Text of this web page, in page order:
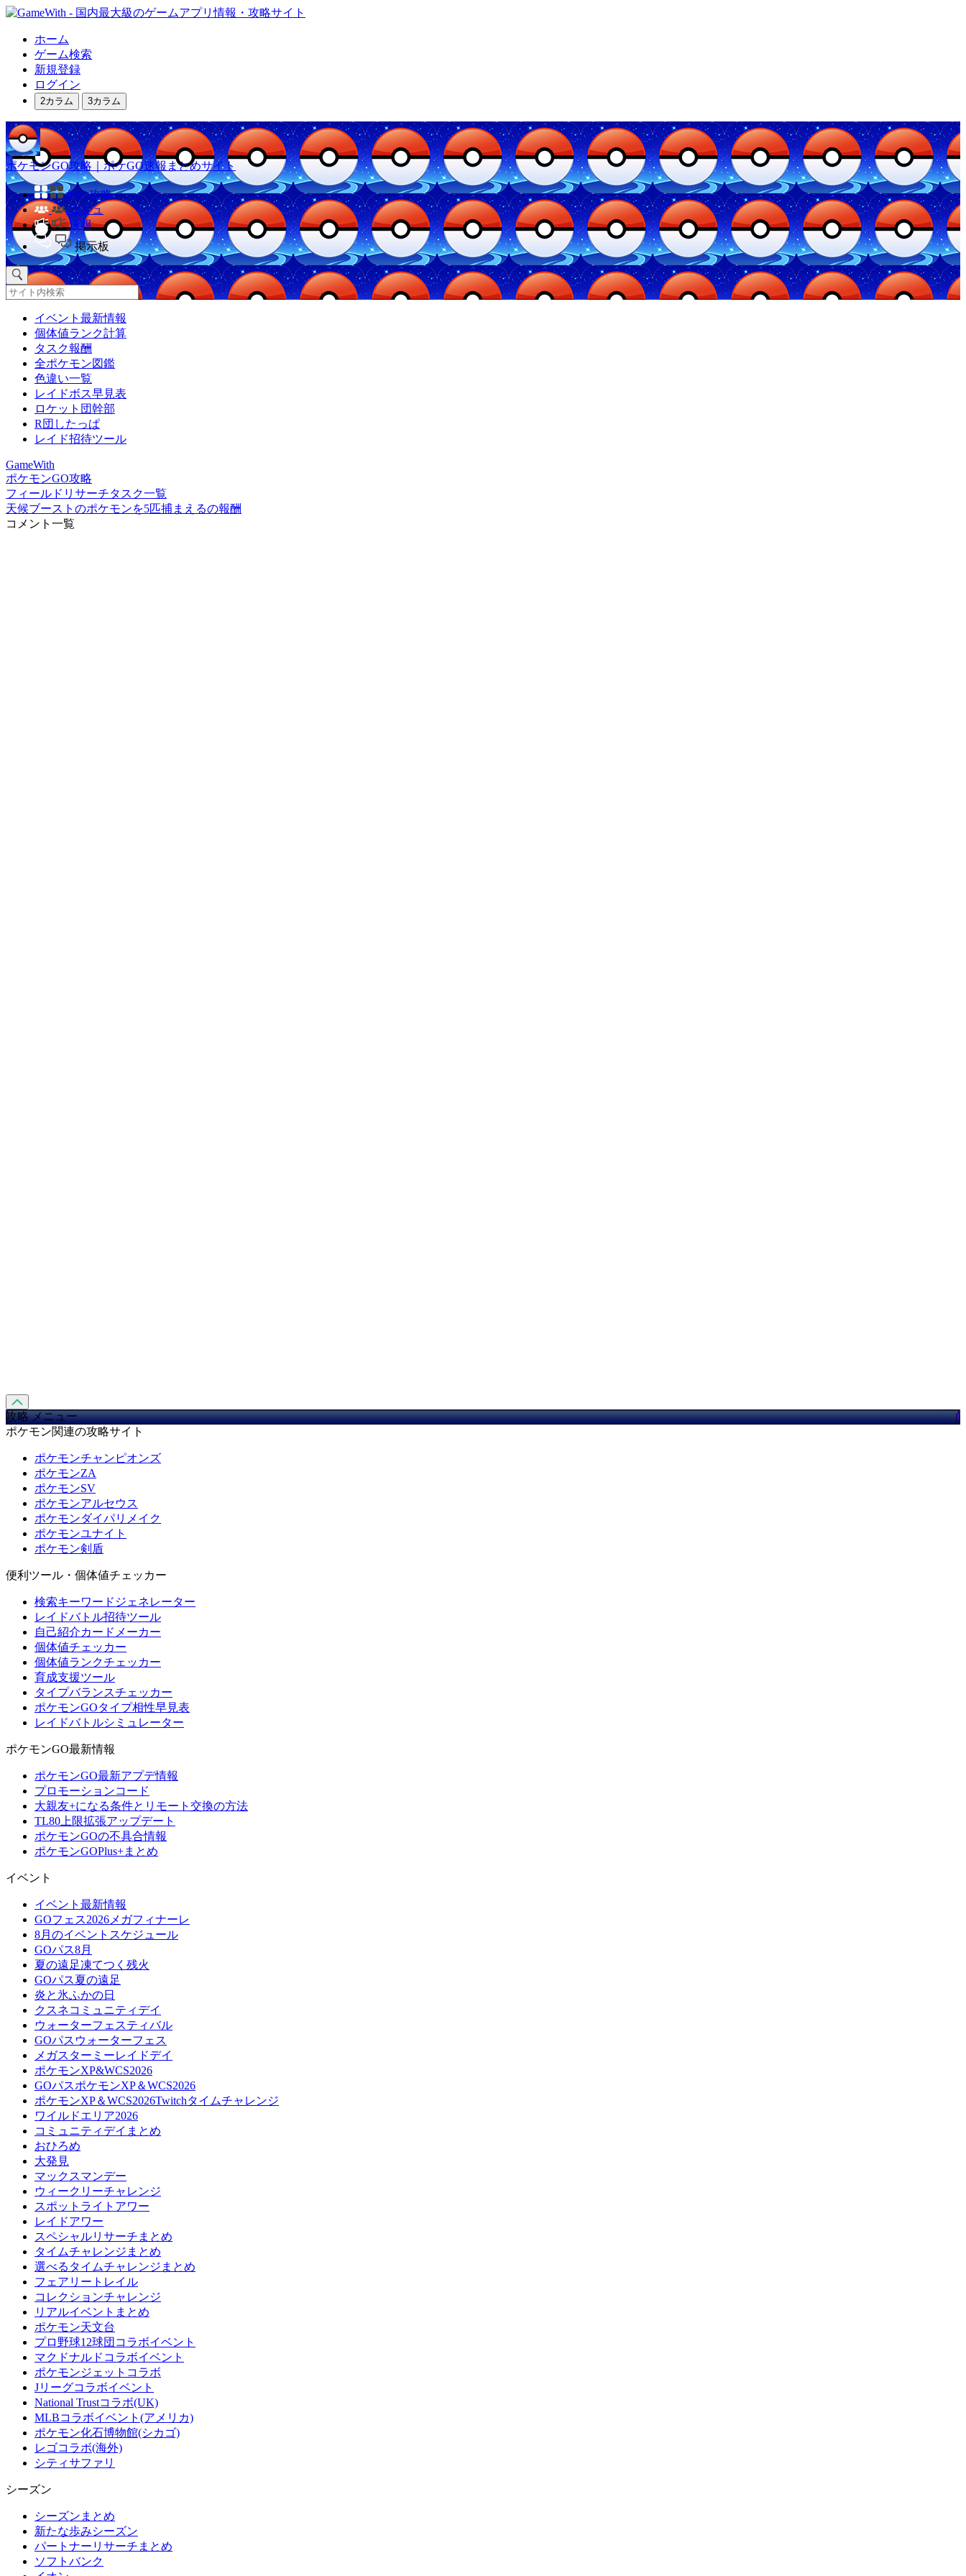
ホーム
ゲーム検索
新規登録
ログイン
2カラム 3カラム
ポケモンGO攻略｜ポケGO速報まとめサイト
他の攻略
コミュ
速報
掲示板
イベント最新情報
個体値ランク計算
タスク報酬
全ポケモン図鑑
色違い一覧
レイドボス早見表
ロケット団幹部
R団したっぱ
レイド招待ツール
GameWith
ポケモンGO攻略
フィールドリサーチタスク一覧
天候ブーストのポケモンを5匹捕まえるの報酬
コメント一覧
攻略 メニュー
ポケモン関連の攻略サイト
ポケモンチャンピオンズ
ポケモンZA
ポケモンSV
ポケモンアルセウス
ポケモンダイパリメイク
ポケモンユナイト
ポケモン剣盾
便利ツール・個体値チェッカー
検索キーワードジェネレーター
レイドバトル招待ツール
自己紹介カードメーカー
個体値チェッカー
個体値ランクチェッカー
育成支援ツール
タイプバランスチェッカー
ポケモンGOタイプ相性早見表
レイドバトルシミュレーター
ポケモンGO最新情報
ポケモンGO最新アプデ情報
プロモーションコード
大親友+になる条件とリモート交換の方法
TL80上限拡張アップデート
ポケモンGOの不具合情報
ポケモンGOPlus+まとめ
イベント
イベント最新情報
GOフェス2026メガフィナーレ
8月のイベントスケジュール
GOパス8月
夏の遠足凍てつく残火
GOパス夏の遠足
炎と氷ふかの日
クスネコミュニティデイ
ウォーターフェスティバル
GOパスウォーターフェス
メガスターミーレイドデイ
ポケモンXP&WCS2026
GOパスポケモンXP＆WCS2026
ポケモンXP＆WCS2026Twitchタイムチャレンジ
ワイルドエリア2026
コミュニティデイまとめ
おひろめ
大発見
マックスマンデー
ウィークリーチャレンジ
スポットライトアワー
レイドアワー
スペシャルリサーチまとめ
タイムチャレンジまとめ
選べるタイムチャレンジまとめ
フェアリートレイル
コレクションチャレンジ
リアルイベントまとめ
ポケモン天文台
プロ野球12球団コラボイベント
マクドナルドコラボイベント
ポケモンジェットコラボ
Jリーグコラボイベント
National Trustコラボ(UK)
MLBコラボイベント(アメリカ)
ポケモン化石博物館(シカゴ)
レゴコラボ(海外)
シティサファリ
シーズン
シーズンまとめ
新たな歩みシーズン
パートナーリサーチまとめ
ソフトバンク